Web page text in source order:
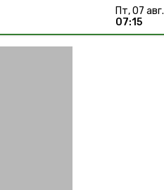
пт, 07 авг.
07:15